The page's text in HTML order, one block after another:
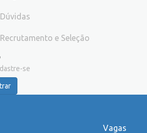
Dúvidas
Recrutamento e Seleção
se
Vagas